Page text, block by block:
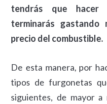
tendrás que hacer
terminarás gastando
precio del combustible.
De esta manera, por
tipos de furgonetas
siguientes, de mayor